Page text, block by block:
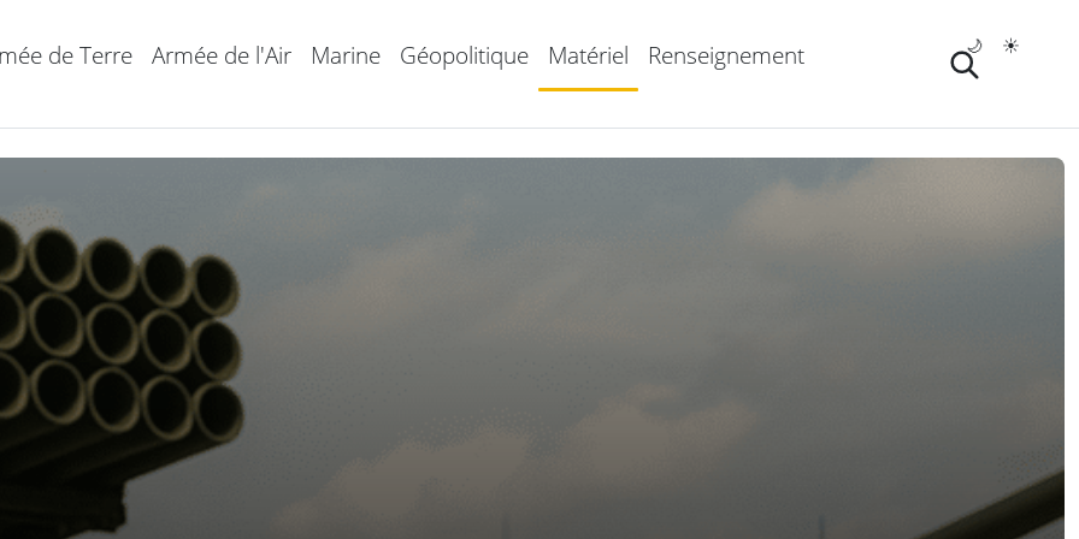
de Terre Armée de l'Air Marine Géopolitique Matériel Renseignement ☀️
🌙